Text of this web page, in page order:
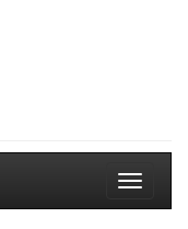
Toggle